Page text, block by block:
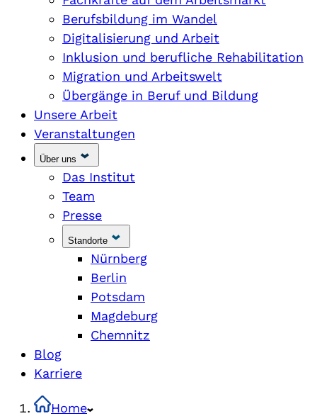
Berufsbildung im Wandel
Digitalisierung und Arbeit
Inklusion und berufliche Rehabilitation
Migration und Arbeitswelt
Übergänge in Beruf und Bildung
Unsere Arbeit
Veranstaltungen
Über uns
Das Institut
Team
Presse
Standorte
Nürnberg
Berlin
Potsdam
Magdeburg
Chemnitz
Blog
Karriere
Home